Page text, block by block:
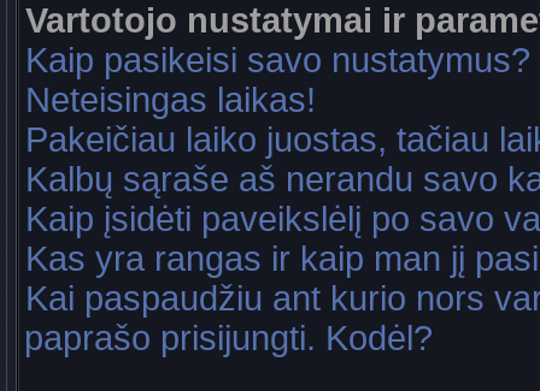
Vartotojo nustatymai ir
Kaip pasikeisi savo nustatymus?
Neteisingas laikas!
Pakeičiau laiko juostas, tačiau
Kalbų sąraše aš nerandu savo
Kaip įsidėti paveikslėlį po savo
Kas yra rangas ir kaip man jį
Kai paspaudžiu ant kurio nors
paprašo prisijungti. Kodėl?